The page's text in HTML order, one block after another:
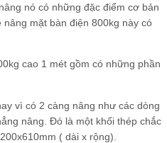
nó có những đặc điểm cơ bản
mặt bàn điện 800kg này có
cao 1 mét gồm có những phần
vì có 2 càng nâng như các dòng
nâng. Đó là một khối thép chắc
( dài x rộng).